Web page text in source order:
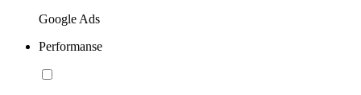
Google Ads
Performanse